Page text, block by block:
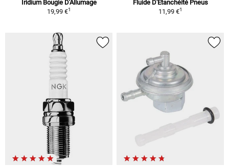
Iridium Bougie D'Allumage
19,99 €1
Fluide D'Étanchéité Pneus
11,99 €1